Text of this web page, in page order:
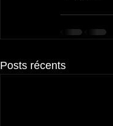
Posts récents